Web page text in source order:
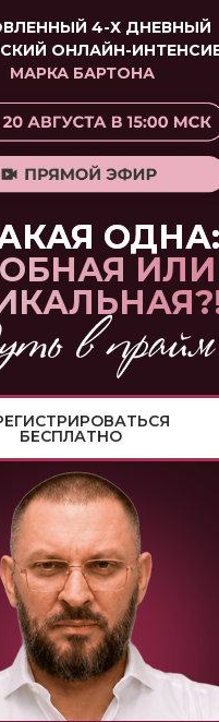
4-Х ДНЕВНЫЙ
ОНЛАЙН-
МАРКА БАРТОНА
ОДНА:
ИЛИ
БЕСПЛАТНО
РАСПИСАНИЕ